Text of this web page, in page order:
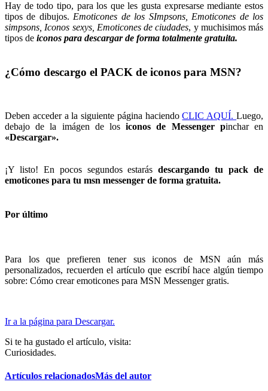
Hay de todo tipo, para los que les gusta expresarse mediante estos
tipos de dibujos. Emoticones de los SImpsons, Emoticones de los
simpsons, Iconos sexys, Emoticones de ciudades, y muchisimos más
tipos de iconos para descargar de forma totalmente gratuita.
¿Cómo descargo el PACK de iconos para MSN?
Deben acceder a la siguiente página haciendoCLIC AQUÍ.Luego,
debajo de la imágen de losiconos de Messenger pinchar en
«Descargar».
¡Y listo! En pocos segundos estarás descargando tu pack de
emoticones para tu msn messenger de forma gratuita.
Por último
Para los que prefieren tener sus iconos de MSN aún más
personalizados, recuerden el artículo que escribí hace algún tiempo
sobre: Cómo crear emoticones para MSN Messenger gratis.
Ir a la página para Descargar.
Si te ha gustado el artículo, visita:
Curiosidades.
Artículos relacionadosMás del autor